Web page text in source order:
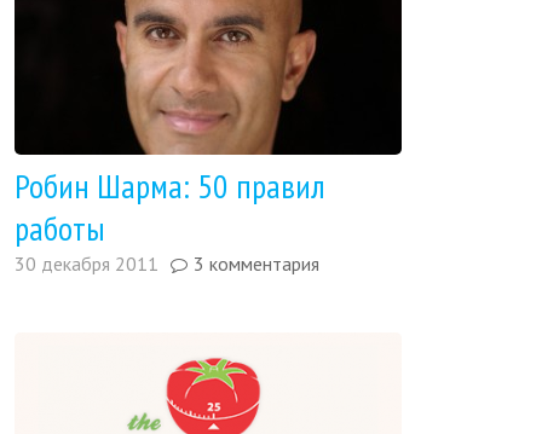
Робин Шарма: 50 правил
работы
30 декабря 2011 3 комментария